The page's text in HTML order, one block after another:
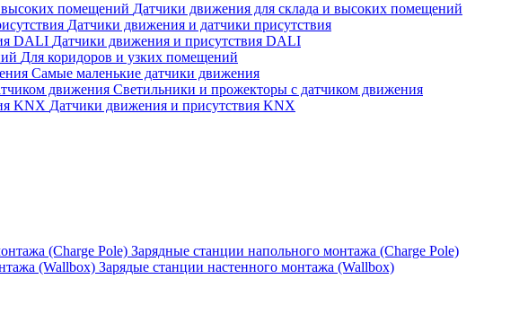
Датчики движения для склада и высоких помещений
Датчики движения и датчики присутствия
Датчики движения и присутствия DALI
Для коридоров и узких помещений
Самые маленькие датчики движения
Светильники и прожекторы с датчиком движения
Датчики движения и присутствия KNX
Зарядные станции напольного монтажа (Charge Pole)
Зарядые станции настенного монтажа (Wallbox)